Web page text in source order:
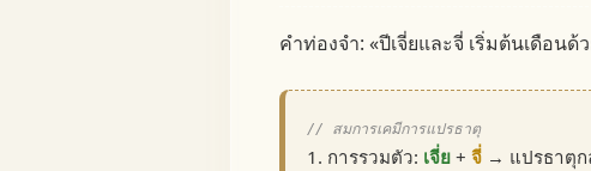
คำท่องจำ: «ปีเจี่ยและจี่ เริ่มต้นเดือนด้
// สมการเคมีการแปรธาตุ
1. การรวมตัว: เจี่ย + จี่ → แปรธาตุก